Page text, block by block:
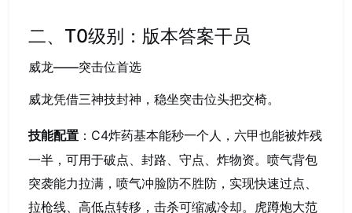
二、T0级别：版本答案干员
威龙——突击位首选
威龙凭借三神技封神，稳坐突击位头把交椅。
技能配置 ：C4炸药基本能秒一个人，六甲也能被炸残
一半，可用于破点、封路、守点、炸物资。喷气背包
突袭能力拉满，喷气冲脸防不胜防，实现快速过点、
拉枪线、高低点转移，击杀可缩减冷却。虎蹲炮大范